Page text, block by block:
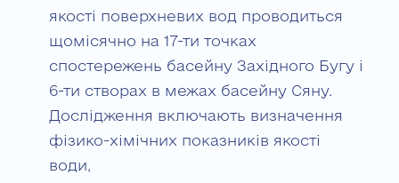
якості поверхневих вод проводиться
щомісячно на 17-ти точках
спостережень басейну Західного Бугу і
6-ти створах в межах басейну Сяну.
Дослідження включають визначення
фізико-хімічних показників якості
води,